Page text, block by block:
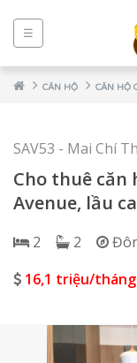
☰
CĂN HỘ CĂN HỘ
SAV53 - Mai Chí
Cho thuê căn
Avenue, lầu
2 2
16,1 triệu/tháng